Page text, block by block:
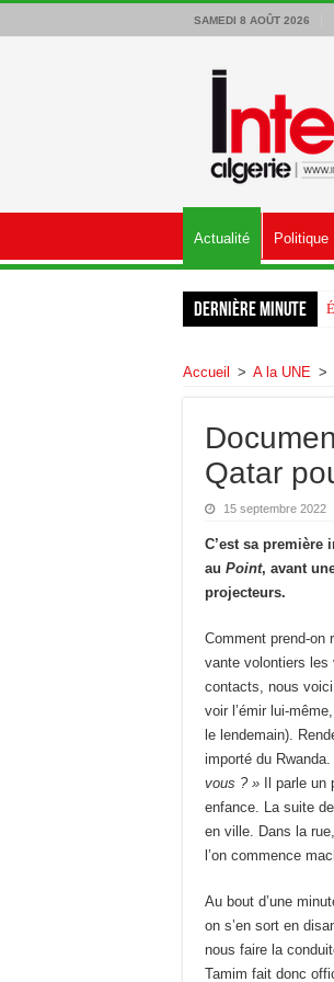
SAMEDI 8 AOÛT 2026
Actualité Politique
Dernière minute
Accueil > A la UNE >
Qatar
15 septembre 2022
C’est sa première
au Point, avant
projecteurs.
Comment prend-on
vante volontiers les
contacts, nous
voir l’émir lui-
le lendemain).
importé du
vous ? » Il parle un
enfance. La suite
en ville. Dans la
l’on commence
Au bout d’une
on s’en sort en
nous faire la
Tamim fait donc